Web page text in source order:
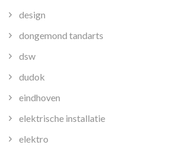
design
dongemond tandarts
dsw
dudok
eindhoven
elektrische installatie
elektro